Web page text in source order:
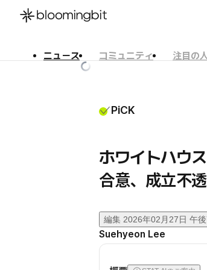
ニュース コミュニティ
注目の
PiCK
ホワイトハウ
合意、成立不
編集 2026年02月27日 午
Suehyeon Lee